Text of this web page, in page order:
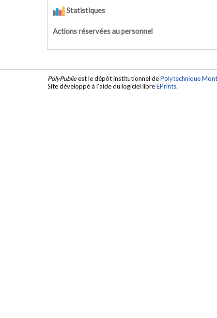
Statistiques
Actions réservées au personnel
PolyPublieest le dépôt institutionnel dePolytechnique
Site développé à l'aide du logiciel libreEPrints.